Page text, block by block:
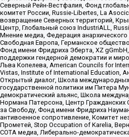
Северный Рейн-Вестфалия, Фонд
комитет России, Russie-Libertes, La
возвращение Северных территорий,
Центр, Глобальный союз IndustriALL,
Мнение медиа, Федерация анархического
Свободная Европа, Германское
Фонд имени Фридриха Эберта, XZ
поддержки гендерной демократии и
Льва Копелева, American Councils for
Vistas, Institute of International Education,
Открытый диалог, Школа
государственной политики им Питера
демократический альянс, Школа
Нормана Патерсона, Центр
за Свободу, Фонд имени Фридриха
антивоенное сопротивление, Комитет
Прометей, Stop Occupation of Karelia,
СОТА медиа, Либерально-